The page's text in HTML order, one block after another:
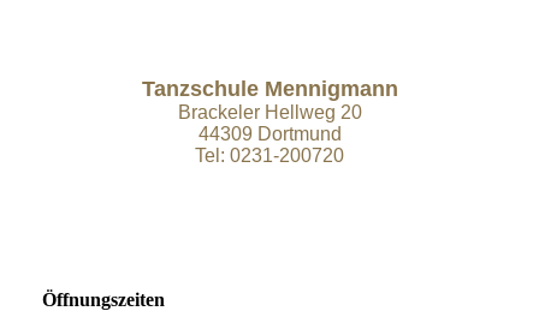
Tanzschule Mennigmann
Brackeler Hellweg 20
44309 Dortmund
Tel: 0231-200720
Öffnungszeiten